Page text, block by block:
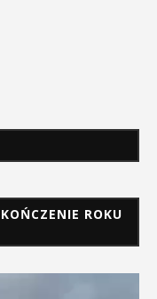
ROKU